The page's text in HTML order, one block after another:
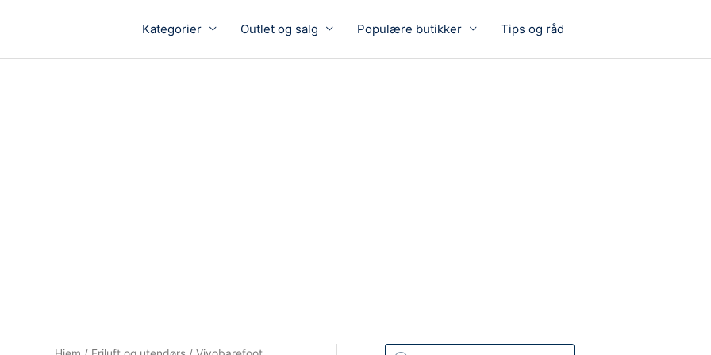
Kategorier Outlet og salg Populære butikker Tips og råd
P